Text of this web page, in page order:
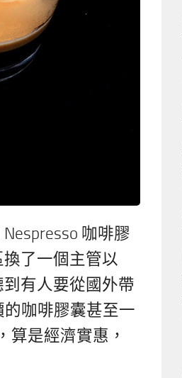
咖啡膠
了一個主管以
有人要從國外帶
咖啡膠囊甚至一
算是經濟實惠，